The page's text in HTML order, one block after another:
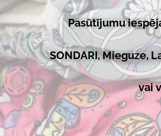
Pasūtījumu
SONDARI, Mieguze,
vai